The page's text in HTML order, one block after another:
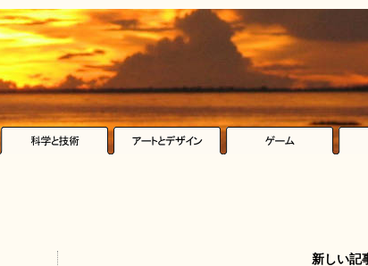
新しい記